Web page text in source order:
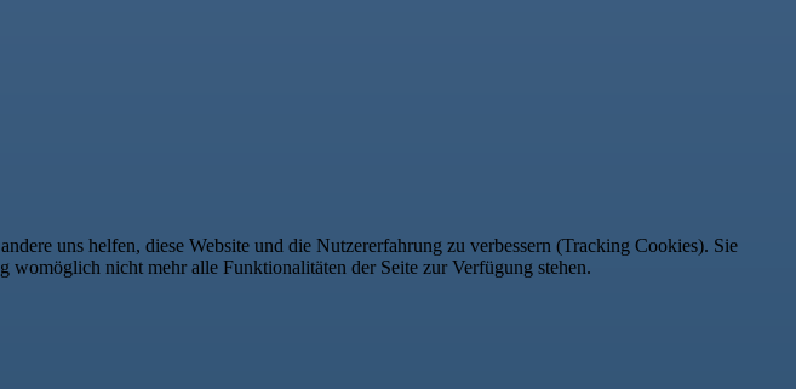
uns helfen, diese Website und die Nutzererfahrung zu verbessern (Tracking Cookies). Sie
womöglich nicht mehr alle Funktionalitäten der Seite zur Verfügung stehen.